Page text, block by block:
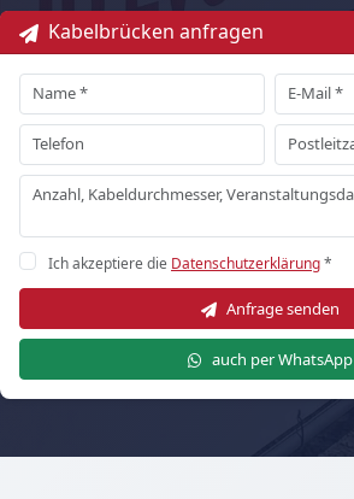
Kabelbrücken anfragen
Ich akzeptiere die Datenschutzerklärung*
Anfrage senden
auch per WhatsApp